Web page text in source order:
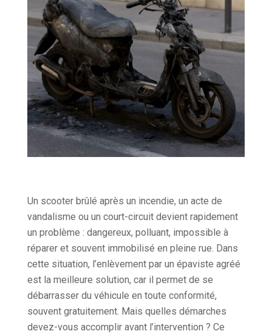
Un scooter brûlé après un incendie, un acte de
vandalisme ou un court-circuit devient rapidement
un problème : dangereux, polluant, impossible à
réparer et souvent immobilisé en pleine rue. Dans
cette situation, l’enlèvement par un épaviste agréé
est la meilleure solution, car il permet de se
débarrasser du véhicule en toute conformité,
souvent gratuitement. Mais quelles démarches
devez-vous accomplir avant l’intervention ? Ce